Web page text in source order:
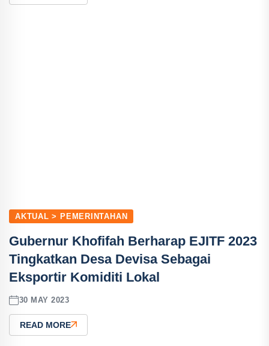
AKTUAL > PEMERINTAHAN
Gubernur Khofifah Berharap EJITF 2023
Tingkatkan Desa Devisa Sebagai
Eksportir Komiditi Lokal
30 MAY 2023
READ MORE